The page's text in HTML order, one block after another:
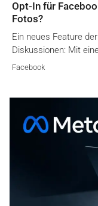
Opt-In für
Fotos?
Ein neues Feature
Diskussionen: Mit
Facebook